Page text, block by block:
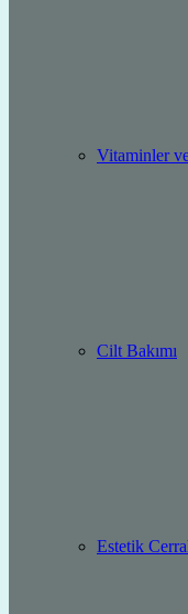
Vitaminler
Cilt Bakımı
Estetik